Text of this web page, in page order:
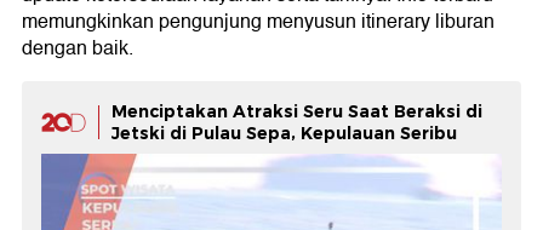
memungkinkan pengunjung menyusun itinerary liburan
dengan baik.
Menciptakan Atraksi Seru Saat Beraksi di
Jetski di Pulau Sepa, Kepulauan Seribu